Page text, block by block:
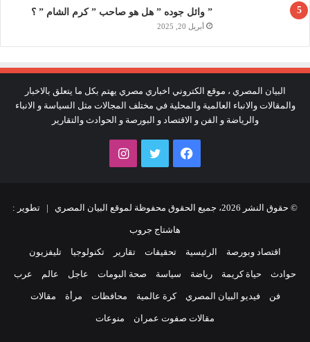
” وائل جوده ” هل هو صاحب ” كرم الشام ” ؟
أبريل 20, 2025
البيان المصري ، موقع الكتروني اخباري مصري يهتم بكل ما يتعلق بالاخبار
والمقالات والانباء العالمية والمحلية في مختلف المجالات مثل السياسة و الانباء
والرياضة و الفن و الاقتصاد و البورصة و الحوادث والتقارير
فيسبوك تويتر
© حقوق النشر 2026، جميع الحقوق محفوظة لموقع البيان المصري | تطوير :
هاشتاج جروب
اقتصاد وبورصة الرئيسية تحقيقات تقارير تكنولوجيا تليفزيون
حوادث حياة كريمة رياضة سياسة صحة البومات عاجل عالم عرب
فن فيديو البيان المصري كرة عالمية محافظات مرأة مقالات
مقالات صفوت عمران منوعات